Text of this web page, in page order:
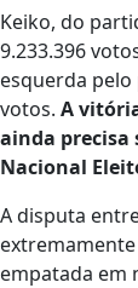
Keiko, do
9.233.396
esquerda pelo
votos. A
ainda precisa
Nacional
A disputa
empatada em